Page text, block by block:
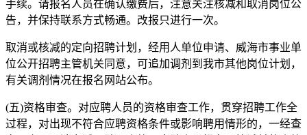
手续。请报名人员在确认缴费后，注意关注核减和取消岗位公
告，并保持联系方式畅通。改报只进行一次。
取消或核减的定向招聘计划，经用人单位申请、威海市事业单
位公开招聘主管机关同意，可追加调剂到我市其他岗位计划，
有关调剂情况在报名网站公布。
(五)资格审查。对应聘人员的资格审查工作，贯穿招聘工作全
过程，对出现不符合应聘资格条件或影响聘用情形的，一经查